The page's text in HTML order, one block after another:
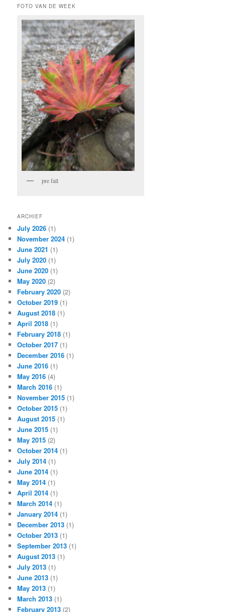
FOTO VAN DE WEEK
pre fall
ARCHIEF
July 2026 (1)
November 2024 (1)
June 2021 (1)
July 2020 (1)
June 2020 (1)
May 2020 (2)
February 2020 (2)
October 2019 (1)
August 2018 (1)
April 2018 (1)
February 2018 (1)
October 2017 (1)
December 2016 (1)
June 2016 (1)
May 2016 (4)
March 2016 (1)
November 2015 (1)
October 2015 (1)
August 2015 (1)
June 2015 (1)
May 2015 (2)
October 2014 (1)
July 2014 (1)
June 2014 (1)
May 2014 (1)
April 2014 (1)
March 2014 (1)
January 2014 (1)
December 2013 (1)
October 2013 (1)
September 2013 (1)
August 2013 (1)
July 2013 (1)
June 2013 (1)
May 2013 (1)
March 2013 (1)
February 2013 (2)